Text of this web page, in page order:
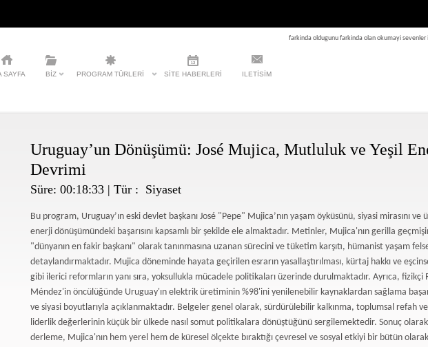
farkinda oldugunu farkinda olan okumayi sevenler
SAYFA BIZ PROGRAM TÜRLERI SITE HABERLERI ILETISIM
Uruguay’un Dönüşümü: José Mujica, Mutluluk ve Yeşil
Devrimi
Süre: 00:18:33 | Tür : Siyaset
Bu program, Uruguay’ın eski devlet başkanı José "Pepe" Mujica’nın yaşam öyküsünü, siyasi mirasını ve
enerji dönüşümündeki başarısını kapsamlı bir şekilde ele almaktadır. Metinler, Mujica'nın gerilla
"dünyanın en fakir başkanı" olarak tanınmasına uzanan sürecini ve tüketim karşıtı, hümanist yaşam
detaylandırmaktadır. Mujica döneminde hayata geçirilen esrarın yasallaştırılması, kürtaj hakkı ve
gibi ilerici reformların yanı sıra, yoksullukla mücadele politikaları üzerinde durulmaktadır. Ayrıca, fizikçi
Méndez'in öncülüğünde Uruguay'ın elektrik üretiminin %98'ini yenilenebilir kaynaklardan sağlama
ve siyasi boyutlarıyla açıklanmaktadır. Belgeler genel olarak, sürdürülebilir kalkınma, toplumsal refah
liderlik değerlerinin küçük bir ülkede nasıl somut politikalara dönüştüğünü sergilemektedir. Sonuç
derleme, Mujica'nın hem yerel hem de küresel ölçekte bıraktığı çevresel ve sosyal etkiyi bir bütün olarak